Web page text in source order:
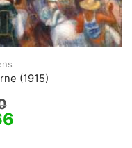
(1915)